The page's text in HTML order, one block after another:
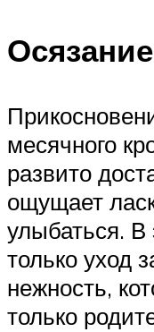
Осязание
месячного
развито
ощущает
улыбаться.
только уход
нежность,
только